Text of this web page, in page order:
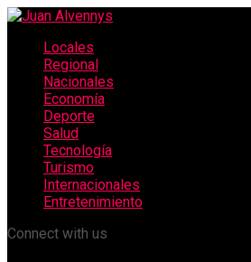
Locales
Regional
Nacionales
Economía
Deporte
Salud
Tecnología
Turismo
Internacionales
Entretenimiento
Connect with us